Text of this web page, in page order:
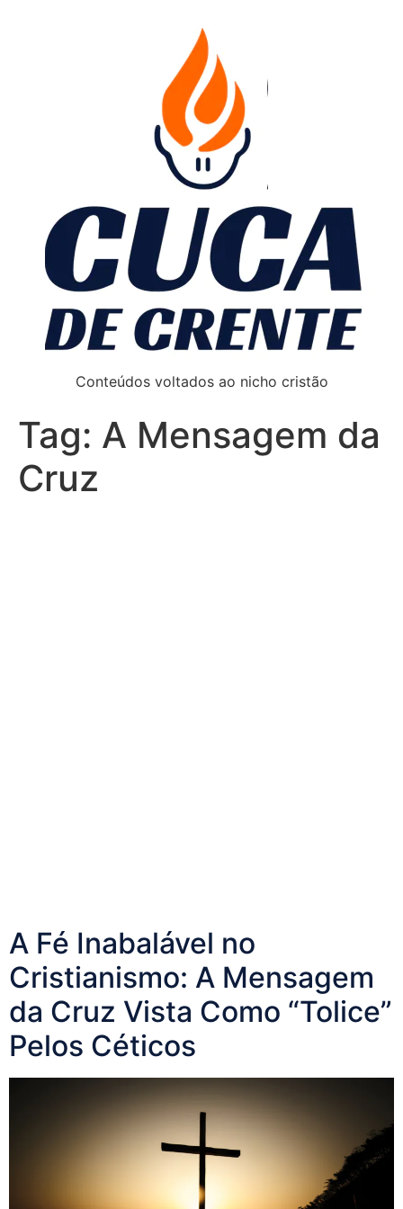
Conteúdos voltados ao nicho cristão
Tag: A Mensagem da
Cruz
A Fé Inabalável no
Cristianismo: A Mensagem
da Cruz Vista Como “Tolice”
Pelos Céticos